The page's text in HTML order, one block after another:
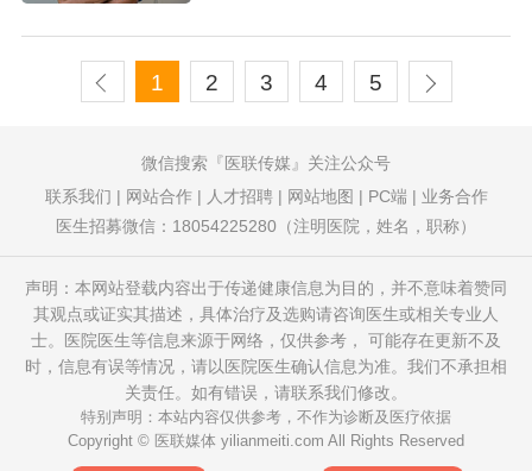
1 2 3 4 5
微信搜索 医联传媒
关注公众号
联系我们 | 网站合作| 人才招聘| 网站地图 | PC端| 业务合作
医生招募微信：18054225280（注明医院，姓名，职称）
声明：本网站登载内容出于传递健康信息为目的，并不意味着赞同
其观点或证实其描述，具体治疗及选购请咨询医生或相关专业人
士。医院医生等信息来源于网络，仅供参考， 可能存在更新不及
时，信息有误等情况，请以医院医生确认信息为准。我们不承担相
关责任。如有错误，请联系我们修改。
特别声明：本站内容仅供参考，不作为诊断及医疗依据
Copyright © 医联媒体 yilianmeiti.com All Rights Reserved